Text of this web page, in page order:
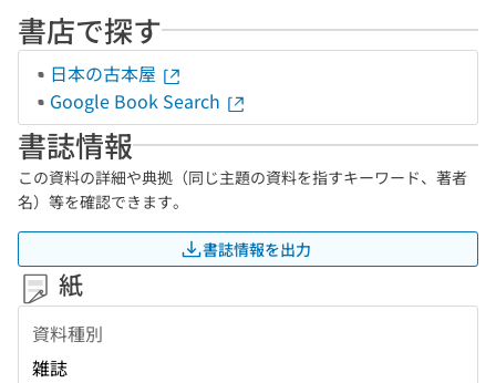
書店で探す
日本の古本屋
Google Book Search
書誌情報
この資料の詳細や典拠（同じ主題の資料を指すキーワード、著者
名）等を確認できます。
書誌情報を出力
紙
資料種別
雑誌